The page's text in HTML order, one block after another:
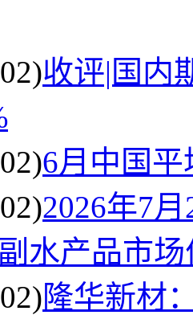
收评|国内
6月中国
2026年7
水产品市
隆华新材